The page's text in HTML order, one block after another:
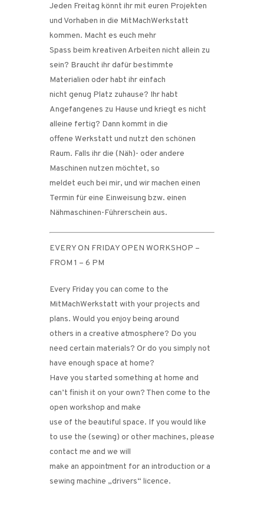
Jeden Freitag könnt ihr mit euren Projekten
und Vorhaben in die MitMachWerkstatt
kommen. Macht es euch mehr
Spass beim kreativen Arbeiten nicht allein zu
sein? Braucht ihr dafür bestimmte
Materialien oder habt ihr einfach
nicht genug Platz zuhause? Ihr habt
Angefangenes zu Hause und kriegt es nicht
alleine fertig? Dann kommt in die
offene Werkstatt und nutzt den schönen
Raum. Falls ihr die (Näh)- oder andere
Maschinen nutzen möchtet, so
meldet euch bei mir, und wir machen einen
Termin für eine Einweisung bzw. einen
Nähmaschinen-Führerschein aus.
EVERY ON FRIDAY OPEN WORKSHOP –
FROM 1 – 6 PM
Every Friday you can come to the
MitMachWerkstatt with your projects and
plans. Would you enjoy being around
others in a creative atmosphere? Do you
need certain materials? Or do you simply not
have enough space at home?
Have you started something at home and
can’t finish it on your own? Then come to the
open workshop and make
use of the beautiful space. If you would like
to use the (sewing) or other machines, please
contact me and we will
make an appointment for an introduction or a
sewing machine „drivers“ licence.